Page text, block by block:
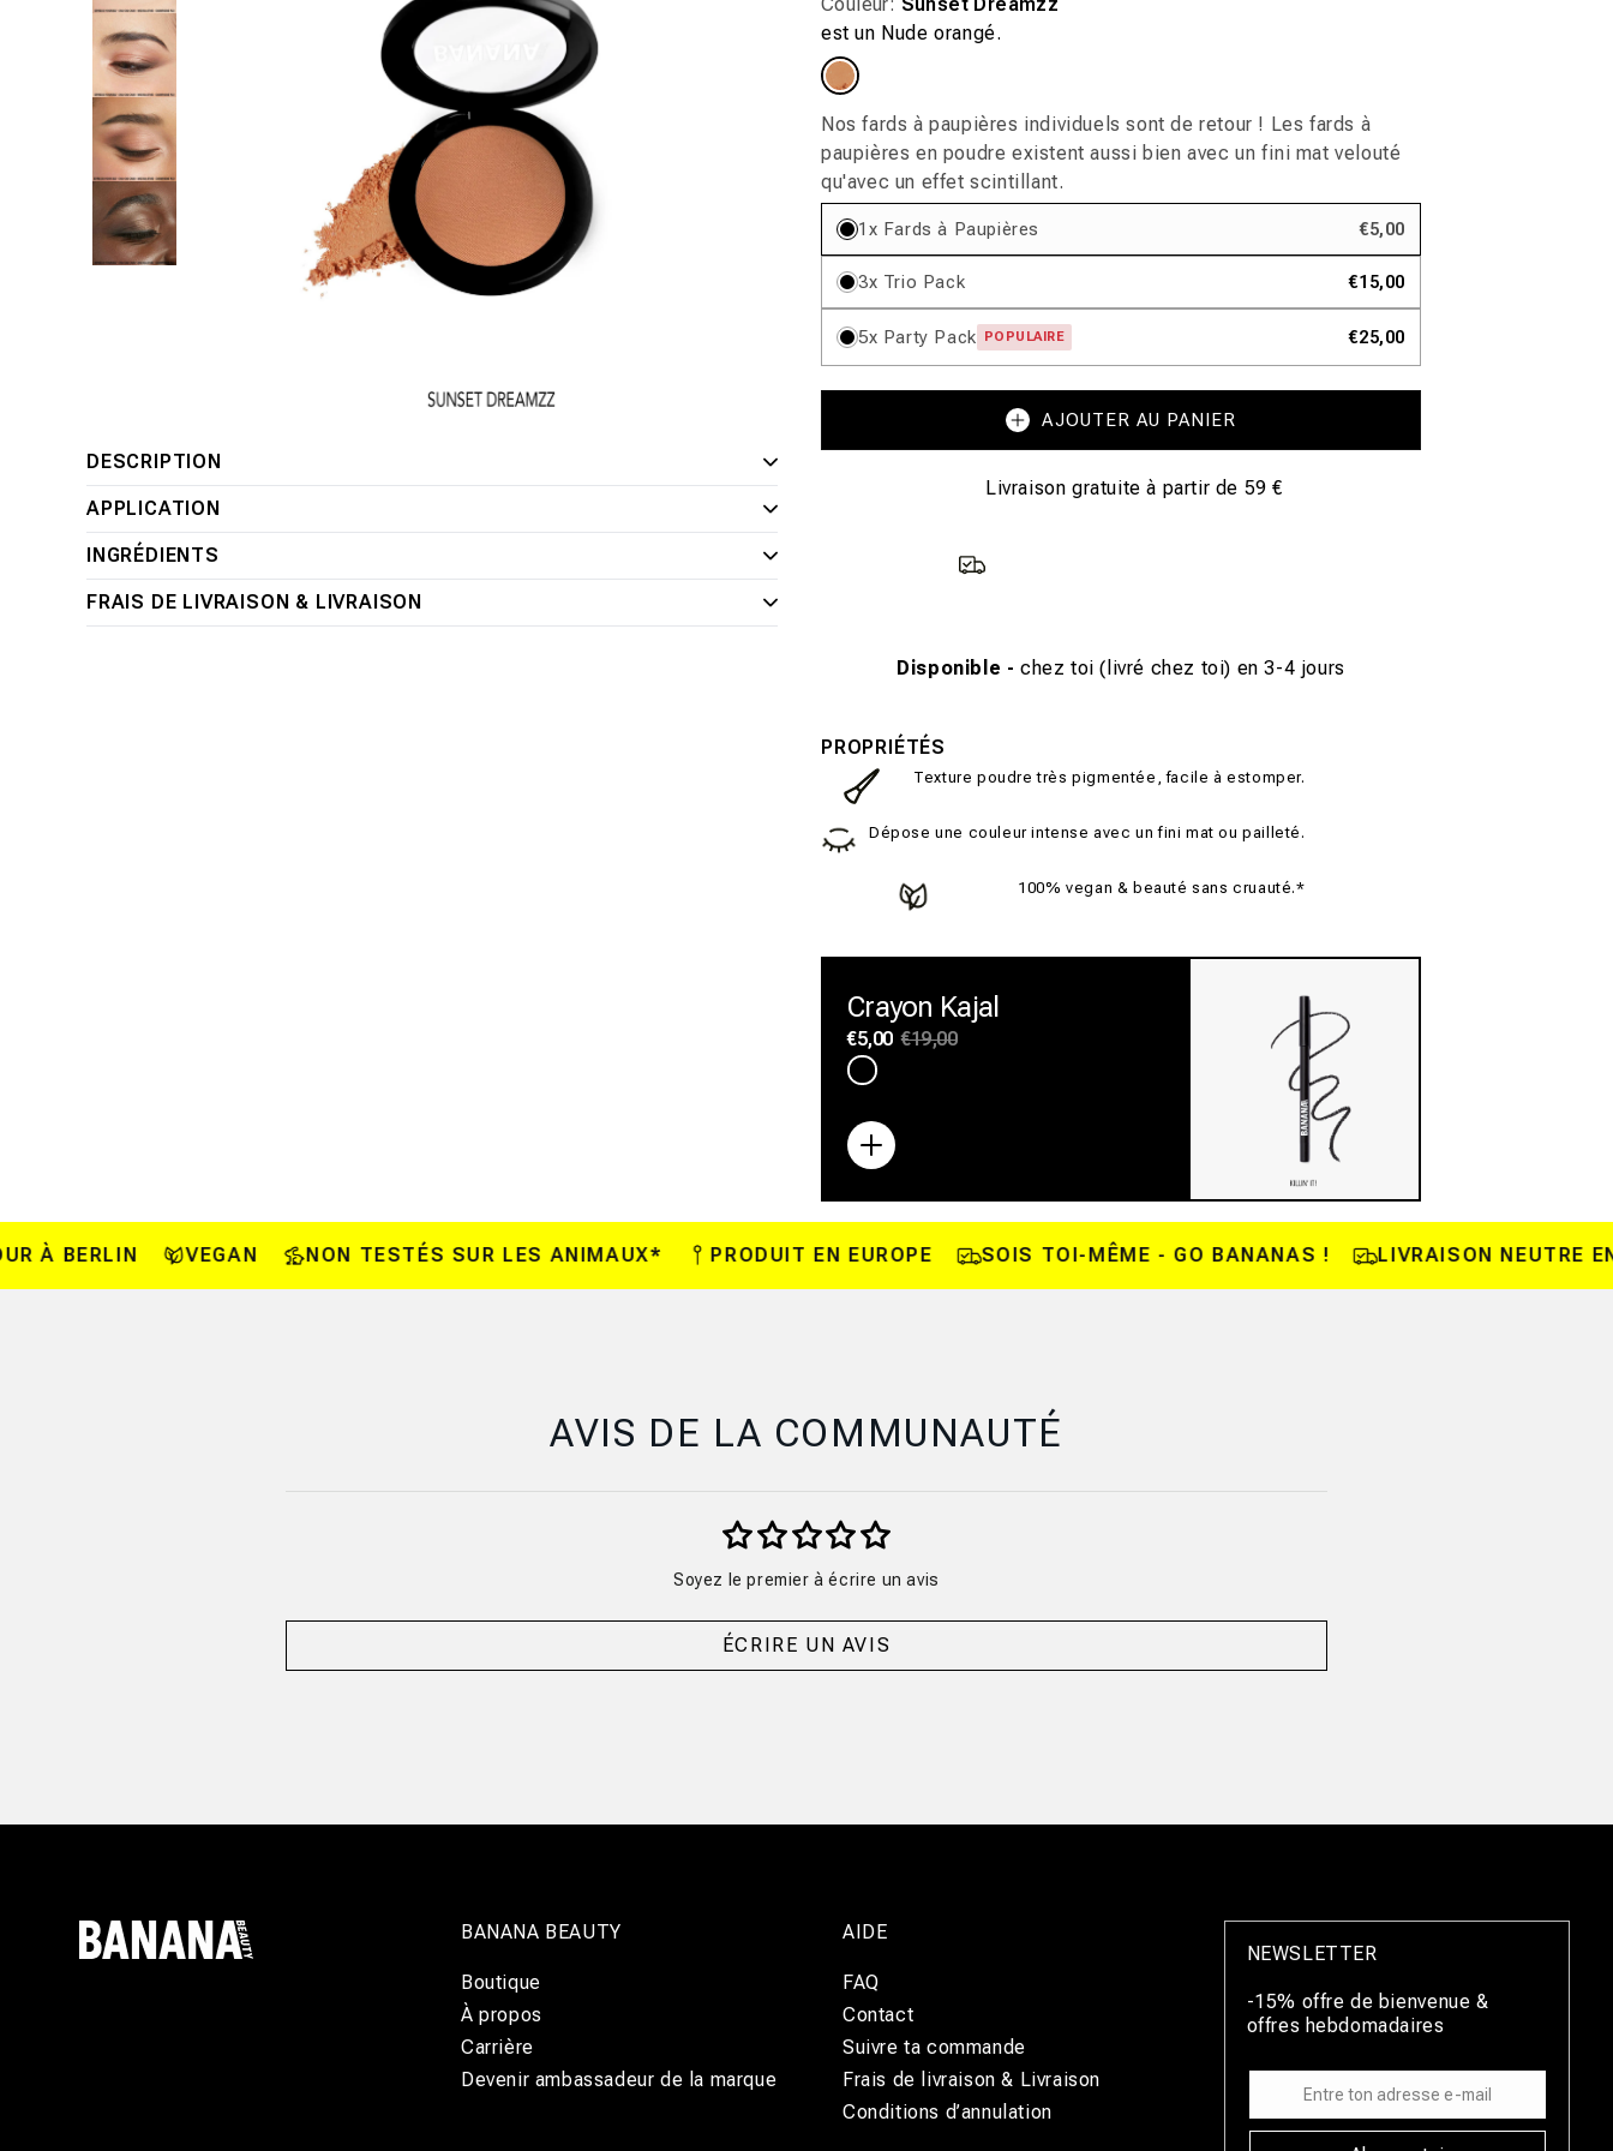
galerie
Ouvrir
le
média
1
dans
une
fenêtre
DESCRIPTION
APPLICATION
INGRÉDIENTS
FRAIS DE LIVRAISON & LIVRAISON
est un Nude orangé.
Variante
épuisée
ou
indisponible
Nos fards à paupières individuels sont de retour ! Les fards à
paupières en poudre existent aussi bien avec un fini mat velouté
qu'avec un effet scintillant.
1x Fards à Paupières €5,00
3x Trio Pack €15,00
5x Party Pack POPULAIRE €25,00
AJOUTER AU PANIER
Livraison gratuite à partir de 59 €
Disponible - chez toi (livré chez toi) en 3-4 jours
PROPRIÉTÉS
Texture poudre très pigmentée, facile à estomper.
Dépose une couleur intense avec un fini mat ou pailleté.
100% vegan & beauté sans cruauté.*
Crayon Kajal
Prix
habituel
€5,00 Prix
€19,00
Variante
ou
indisponible
À BERLIN VEGAN NON TESTÉS SUR LES ANIMAUX* PRODUIT EN EUROPE SOIS TOI-MÊME - GO BANANAS ! LIVRAISON NEUTRE EN
AVIS DE LA COMMUNAUTÉ
Soyez le premier à écrire un avis
ÉCRIRE UN AVIS
BANANA BEAUTY
Boutique
À propos
Carrière
Devenir ambassadeur de la marque
AIDE
FAQ
Contact
Suivre ta commande
Frais de livraison & Livraison
Conditions d’annulation
NEWSLETTER
-15% offre de bienvenue &
offres hebdomadaires